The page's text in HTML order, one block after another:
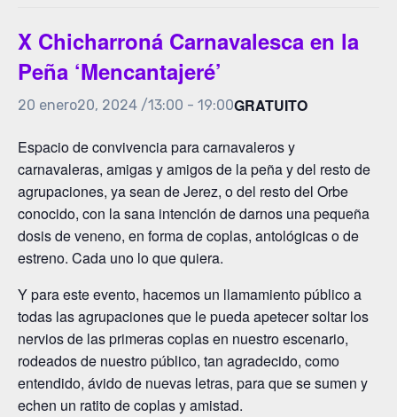
X Chicharroná Carnavalesca en la
Peña ‘Mencantajeré’
20 enero20, 2024 /13:00 - 19:00GRATUITO
Espacio de convivencia para carnavaleros y
carnavaleras, amigas y amigos de la peña y del resto de
agrupaciones, ya sean de Jerez, o del resto del Orbe
conocido, con la sana intención de darnos una pequeña
dosis de veneno, en forma de coplas, antológicas o de
estreno. Cada uno lo que quiera.
Y para este evento, hacemos un llamamiento público a
todas las agrupaciones que le pueda apetecer soltar los
nervios de las primeras coplas en nuestro escenario,
rodeados de nuestro público, tan agradecido, como
entendido, ávido de nuevas letras, para que se sumen y
echen un ratito de coplas y amistad.